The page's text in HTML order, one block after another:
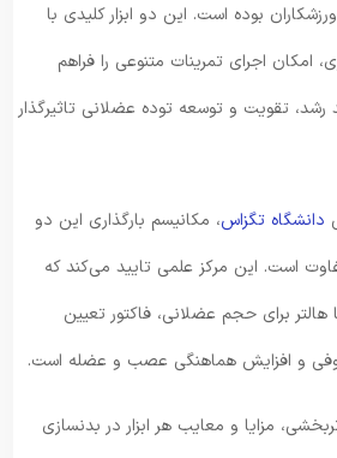
بوده است. این دو ابزار کلیدی با
امکان اجرای تمرینات متنوعی را فراهم
رشد، تقویت و توسعه توده عضلانی تاثیرگذار
دانشگاه تگزاس، مکانیسم بارگذاری این دو
است. این مرکز علمی تایید می‌کند که
برای حجم عضلانی، فاکتور تعیین‌
و افزایش هماهنگی عصب و عضله است.
مزایا و معایب هر ابزار در بدنسازی